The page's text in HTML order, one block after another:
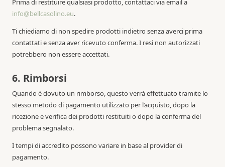
Prima di restituire qualsiasi prodotto, contattaci via email a
info@bellcasolino.eu.
Ti chiediamo di non spedire prodotti indietro senza averci prima
contattati e senza aver ricevuto conferma. I resi non autorizzati
potrebbero non essere accettati.
6. Rimborsi
Quando è dovuto un rimborso, questo verrà effettuato tramite lo
stesso metodo di pagamento utilizzato per l’acquisto, dopo la
ricezione e verifica dei prodotti restituiti o dopo la conferma del
problema segnalato.
I tempi di accredito possono variare in base al provider di
pagamento.